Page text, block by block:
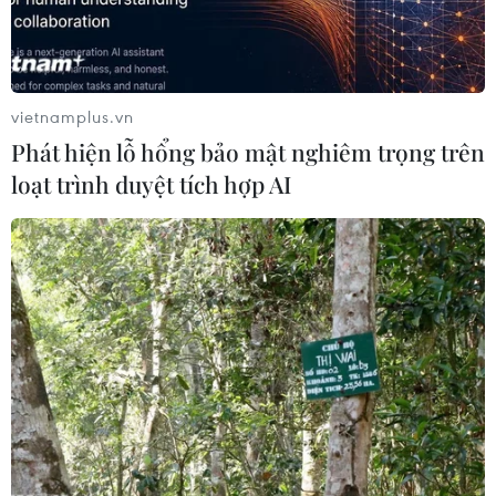
TIN LIÊN QUAN
Thuốc dùng cho sản phụ tử vong ở Bến
vietnamplus.vn
Phát hiện lỗ hổng bảo mật nghiêm trọng trên
loạt trình duyệt tích hợp AI